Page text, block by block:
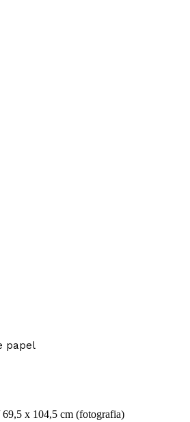
papel
x 104,5 cm (fotografia)